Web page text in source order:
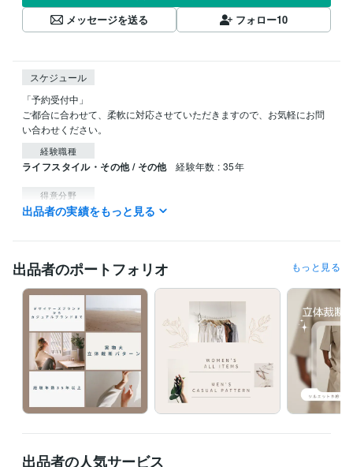
メッセージを送る
フォロー10
スケジュール
「予約受付中」
ご都合に合わせて、柔軟に対応させていただきますので、お気軽にお問
経験職種
ライフスタイル・その他 / その他 経験年数 : 35年
得意分野
ハンドメイド制作 プロの立体裁断パタンナーが悩みをサポート
出品者の実績をもっと見る
出品者のポートフォリオ もっと見る
出品者の人気サービス